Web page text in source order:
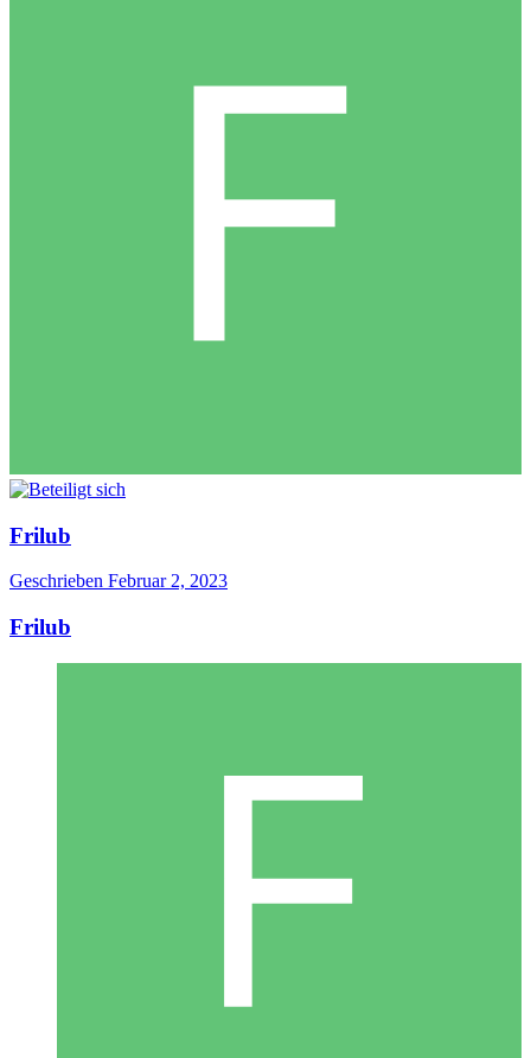
Frilub
Geschrieben Februar 2, 2023
Frilub